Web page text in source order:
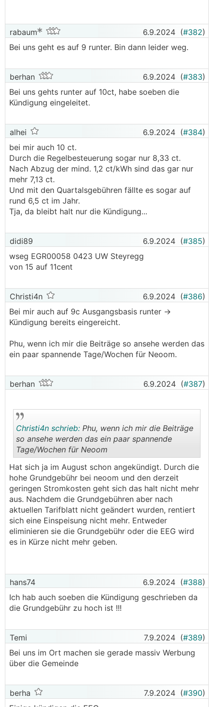
rabaum 6.9.2024 (#382)
Bei uns geht es auf 9 runter. Bin dann leider weg.
berhan 6.9.2024 (#383)
Bei uns gehts runter auf 10ct, habe soeben die
Kündigung eingeleitet.
alhei 6.9.2024 (#384)
bei mir auch 10 ct.
Durch die Regelbesteuerung sogar nur 8,33 ct.
Nach Abzug der mind. 1,2 ct/kWh sind das gar nur
mehr 7,13 ct.
Und mit den Quartalsgebühren fällte es sogar auf
rund 6,5 ct im Jahr.
Tja, da bleibt halt nur die Kündigung...
didi89 6.9.2024 (#385)
wseg EGR00058 0423 UW Steyregg
von 15 auf 11cent
Christi4n 6.9.2024 (#386)
Bei mir auch auf 9c Ausgangsbasis runter ->
Kündigung bereits eingereicht.
Phu, wenn ich mir die Beiträge so ansehe werden das
ein paar spannende Tage/Wochen für Neoom.
berhan 6.9.2024 (#387)
..
Christi4n schrieb: Phu, wenn ich mir die Beiträge
so ansehe werden das ein paar spannende
Tage/Wochen für Neoom
Hat sich ja im August schon angekündigt. Durch die
hohe Grundgebühr bei neoom und den derzeit
geringen Stromkosten geht sich das halt nicht mehr
aus. Nachdem die Grundgebühren aber nach
aktuellen Tarifblatt nicht geändert wurden, rentiert
sich eine Einspeisung nicht mehr. Entweder
eliminieren sie die Grundgebühr oder die EEG wird
es in Kürze nicht mehr geben.
hans74 6.9.2024 (#388)
Ich hab auch soeben die Kündigung geschrieben da
die Grundgebühr zu hoch ist !!!
Temi 7.9.2024 (#389)
Bei uns im Ort machen sie gerade massiv Werbung
über die Gemeinde
berha 7.9.2024 (#390)